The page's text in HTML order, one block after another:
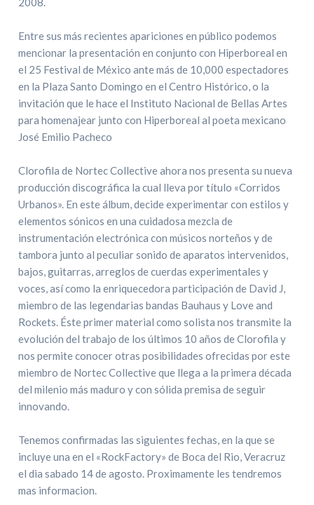
Entre sus más recientes apariciones en público podemos
mencionar la presentación en conjunto con Hiperboreal en
el 25 Festival de México ante más de 10,000 espectadores
en la Plaza Santo Domingo en el Centro Histórico, o la
invitación que le hace el Instituto Nacional de Bellas Artes
para homenajear junto con Hiperboreal al poeta mexicano
José Emilio Pacheco
Clorofila de Nortec Collective ahora nos presenta su nueva
producción discográfica la cual lleva por título «Corridos
Urbanos». En este álbum, decide experimentar con estilos y
elementos sónicos en una cuidadosa mezcla de
instrumentación electrónica con músicos norteños y de
tambora junto al peculiar sonido de aparatos intervenidos,
bajos, guitarras, arreglos de cuerdas experimentales y
voces, así como la enriquecedora participación de David J,
miembro de las legendarias bandas Bauhaus y Love and
Rockets. Éste primer material como solista nos transmite la
evolución del trabajo de los últimos 10 años de Clorofila y
nos permite conocer otras posibilidades ofrecidas por este
miembro de Nortec Collective que llega a la primera década
del milenio más maduro y con sólida premisa de seguir
innovando.
Tenemos confirmadas las siguientes fechas, en la que se
incluye una en el «RockFactory» de Boca del Rio, Veracruz
el dia sabado 14 de agosto. Proximamente les tendremos
mas informacion.